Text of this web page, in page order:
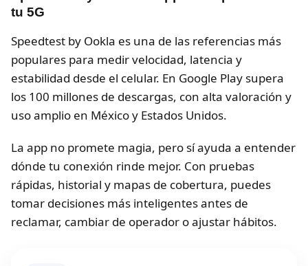
tu 5G
Speedtest by Ookla es una de las referencias más
populares para medir velocidad, latencia y
estabilidad desde el celular. En Google Play supera
los 100 millones de descargas, con alta valoración y
uso amplio en México y Estados Unidos.
La app no promete magia, pero sí ayuda a entender
dónde tu conexión rinde mejor. Con pruebas
rápidas, historial y mapas de cobertura, puedes
tomar decisiones más inteligentes antes de
reclamar, cambiar de operador o ajustar hábitos.